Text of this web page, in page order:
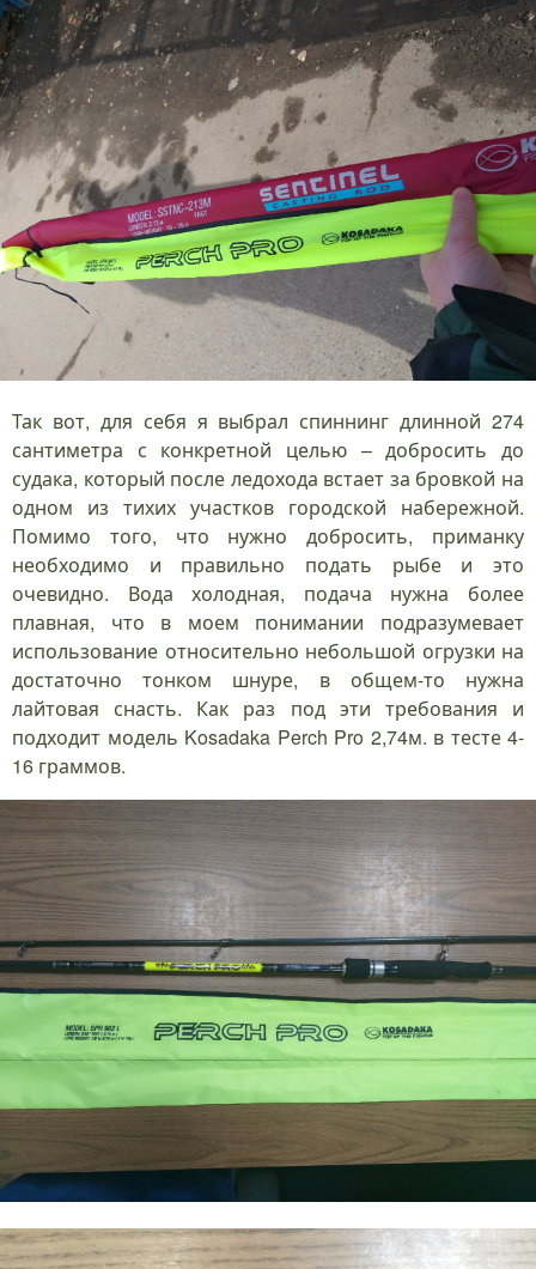
Так вот, для себя я выбрал спиннинг длинной 274
сантиметра с конкретной целью – добросить до
судака, который после ледохода встает за бровкой на
одном из тихих участков городской набережной.
Помимо того, что нужно добросить, приманку
необходимо и правильно подать рыбе и это
очевидно. Вода холодная, подача нужна более
плавная, что в моем понимании подразумевает
использование относительно небольшой огрузки на
достаточно тонком шнуре, в общем-то нужна
лайтовая снасть. Как раз под эти требования и
подходит модель Kosadaka Perch Pro 2,74м. в тесте 4-
16 граммов.